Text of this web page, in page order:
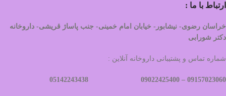
ارتباط با ما :
خراسان رضوی- نیشابور- خیابان امام خمینی- جنب پاساژ قریشی- داروخانه
دکتر شورابی
شماره تماس و پشتیبانی داروخانه آنلاین :
09157023060 –